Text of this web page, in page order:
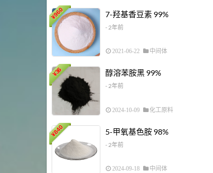
¥
960 7-羟基香豆素 99%
- 2年前
2021-06-22 中间体
¥
36 醇溶苯胺黑 99%
- 2年前
2024-10-09 化工原料
¥
840 5-甲氧基色胺 98%
- 2年前
2024-09-18 中间体